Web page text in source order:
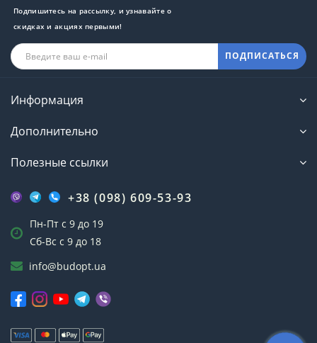
Подпишитесь на рассылку, и узнавайте о
скидках и акциях первыми!
ПОДПИСАТЬСЯ
Информация
Дополнительно
Полезные ссылки
+38 (098) 609-53-93
Пн-Пт с 9 до 19
Сб-Вс с 9 до 18
info@budopt.ua